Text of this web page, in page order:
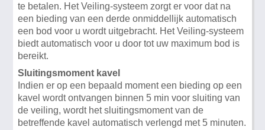
te betalen. Het Veiling-systeem zorgt er voor dat na
een bieding van een derde onmiddellijk automatisch
een bod voor u wordt uitgebracht. Het Veiling-systeem
biedt automatisch voor u door tot uw maximum bod is
bereikt.
Sluitingsmoment kavel
Indien er op een bepaald moment een bieding op een
kavel wordt ontvangen binnen 5 min voor sluiting van
de veiling, wordt het sluitingsmoment van de
betreffende kavel automatisch verlengd met 5 minuten.